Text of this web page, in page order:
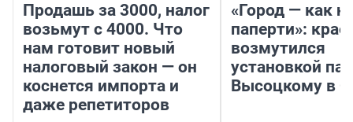
Продашь за 3000, налог
возьмут с 4000. Что
нам готовит новый
налоговый закон — он
коснется импорта и
даже репетиторов
«Город — как
паперти»:
возмутился
установкой
Высоцкому в